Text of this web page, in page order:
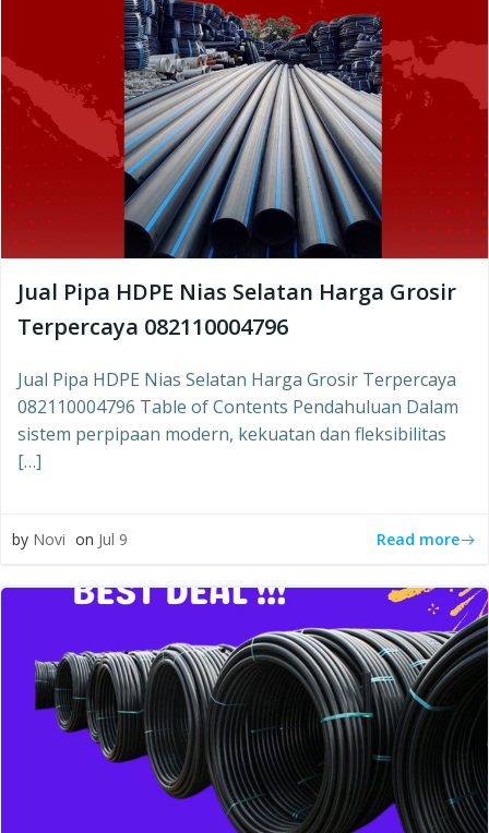
Jual Pipa HDPE Nias Selatan Harga Grosir
Terpercaya 082110004796
Jual Pipa HDPE Nias Selatan Harga Grosir Terpercaya
082110004796 Table of Contents Pendahuluan Dalam
sistem perpipaan modern, kekuatan dan fleksibilitas
[…]
by Novi on Jul 9 Read more